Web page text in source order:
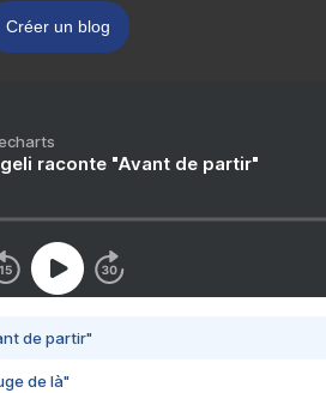
Créer un blog
raconte "Avant de partir"
de partir"
de là"